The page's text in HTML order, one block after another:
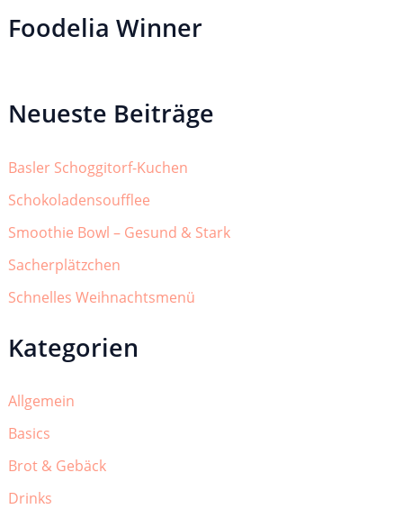
Foodelia Winner
Neueste Beiträge
Basler Schoggitorf-Kuchen
Schokoladensoufflee
Smoothie Bowl – Gesund & Stark
Sacherplätzchen
Schnelles Weihnachtsmenü
Kategorien
Allgemein
Basics
Brot & Gebäck
Drinks